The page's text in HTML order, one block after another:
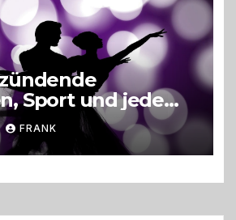
Sport und jede
FRANK